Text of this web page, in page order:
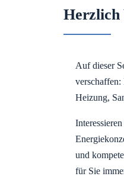
Herzlich
Auf dieser
Heizung,
und
für Sie